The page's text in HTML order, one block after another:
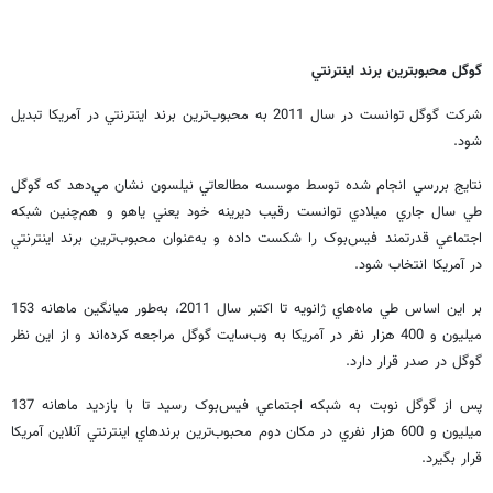
گوگل محبوبترين برند اينترنتي
شرکت گوگل توانست در سال 2011 به محبوب‌ترين برند اينترنتي در آمريکا تبديل
شود.
نتايج بررسي انجام شده توسط موسسه مطالعاتي نيلسون نشان مي‌دهد که گوگل
طي سال جاري ميلادي توانست رقيب ديرينه خود يعني ياهو و هم‌چنين شبکه
اجتماعي قدرتمند فيس‌بوک را شکست داده و به‌عنوان محبوب‌ترين برند اينترنتي
در آمريکا انتخاب شود.
بر اين اساس طي ماه‌هاي ژانويه تا اکتبر سال 2011، به‌طور ميانگين ماهانه 153
ميليون و 400 هزار نفر در آمريکا به وب‌سايت گوگل مراجعه کرده‌اند و از اين نظر
گوگل در صدر قرار دارد.
پس از گوگل نوبت به شبکه اجتماعي فيس‌بوک رسيد تا با بازديد ماهانه 137
ميليون و 600 هزار نفري در مکان دوم محبوب‌ترين برندهاي اينترنتي آنلاين آمريکا
قرار بگيرد.